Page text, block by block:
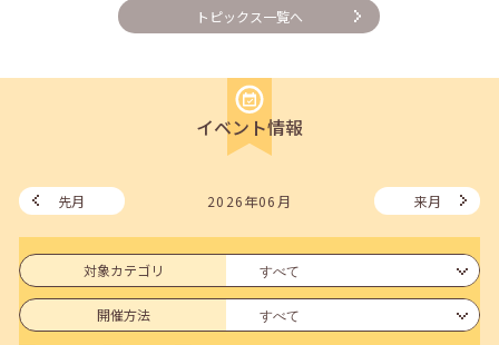
2026年07月01日(水) 企業向け
企業様向けセミナー「現場を巻き込む！人事のための『越境人材育
jobcafeからのお知らせ
7月のセミナー情報を公開いたしました。
メールカウンセリング、就職決定報告フォーム復旧いたしました。
2026年05月25日(月) jobcafeからのお知らせ
6月のセミナー情報を公開いたしました。
2026年05月01日(金) jobcafeからのお知らせ
連休前後（ゴールデンウィーク）のメールキャリア・アドバイス対応
トピックス一覧へ
イベント情報
先月 2026年06月 来月
対象カテゴリ
開催方法